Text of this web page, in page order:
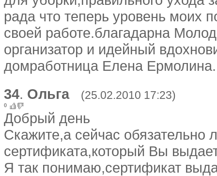
рада что теперь уровень моих
своей работе.благадарна
организатор и идейный
домработница Елена Ермолина.
34. Ольга (25.02.2010 17:23)
0
Добрый день
Скажите,а сейчас обязательно
сертификата,который Вы
Я так понимаю,сертификат